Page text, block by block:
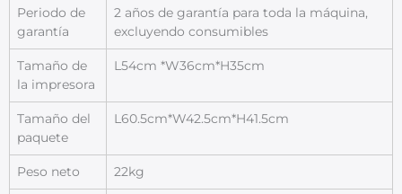
Periodo de
garantía
2 años de garantía para toda la máquina,
excluyendo consumibles
Tamaño de
la impresora
L54cm *W36cm*H35cm
Tamaño del
paquete
L60.5cm*W42.5cm*H41.5cm
Peso neto 22kg